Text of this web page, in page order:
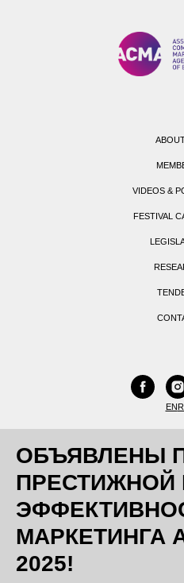
VIDEOS &
FESTIVAL
EN
ОБЪЯВЛЕНЫ
ПРЕСТИЖНОЙ
МАРКЕТИНГА
2025!